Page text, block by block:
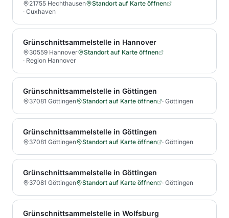
21755 Hechthausen
Standort auf Karte öffnen
· Cuxhaven
Grünschnittsammelstelle in Hannover
30559 Hannover
Standort auf Karte öffnen
· Region Hannover
Grünschnittsammelstelle in Göttingen
37081 Göttingen Standort auf Karte öffnen · Göttingen
Grünschnittsammelstelle in Göttingen
37081 Göttingen Standort auf Karte öffnen · Göttingen
Grünschnittsammelstelle in Göttingen
37081 Göttingen Standort auf Karte öffnen · Göttingen
Grünschnittsammelstelle in Wolfsburg